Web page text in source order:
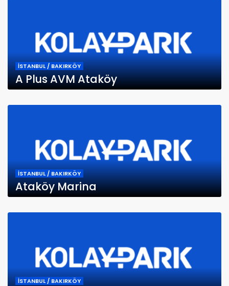
İSTANBUL / BAKIRKÖY
A Plus AVM Ataköy
İSTANBUL / BAKIRKÖY
Ataköy Marina
İSTANBUL / BAKIRKÖY